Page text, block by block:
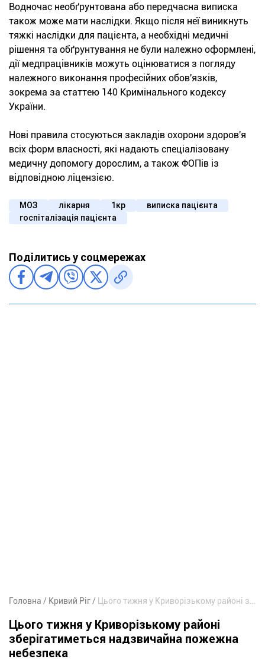
Водночас необґрунтована або передчасна виписка
також може мати наслідки. Якщо після неї виникнуть
тяжкі наслідки для пацієнта, а необхідні медичні
рішення та обґрунтування не були належно оформлені,
дії медпрацівників можуть оцінюватися з погляду
належного виконання професійних обов'язків,
зокрема за статтею 140 Кримінального кодексу
України.
Нові правила стосуються закладів охорони здоров'я
всіх форм власності, які надають спеціалізовану
медичну допомогу дорослим, а також ФОПів із
відповідною ліцензією.
МОЗ лікарня 1кр
виписка пацієнта
госпіталізація пацієнта
Поділитись у соцмережах
Головна Кривий Ріг
Цього тижня у Криворізькому районі
зберігатиметься надзвичайна пожежна
небезпека